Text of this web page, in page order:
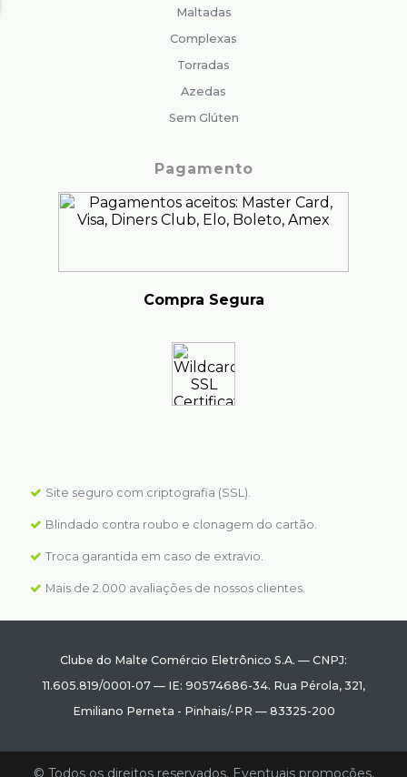
Maltadas
Complexas
Torradas
Azedas
Sem Glúten
Pagamento
Compra Segura
Site seguro com criptografia (SSL).
Blindado contra roubo e clonagem do cartão.
Troca garantida em caso de extravio.
Mais de 2.000 avaliações de nossos clientes.
Clube do Malte Comércio Eletrônico S.A. — CNPJ:
11.605.819/0001-07— IE: 90574686-34. Rua Pérola, 321,
Emiliano Perneta - Pinhais/-PR — 83325-200
© Todos os direitos reservados. Eventuais promoções,